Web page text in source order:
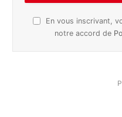
En vous inscrivant,
notre accord de